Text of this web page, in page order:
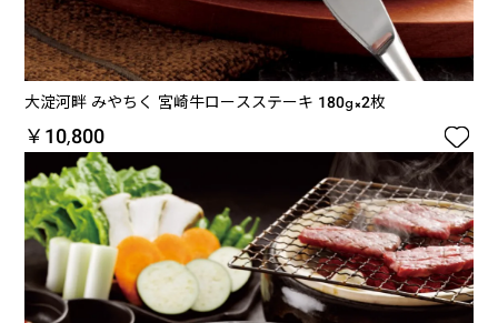
大淀河畔 みやちく 宮崎牛ロースステーキ 180g×2枚
￥10,800 